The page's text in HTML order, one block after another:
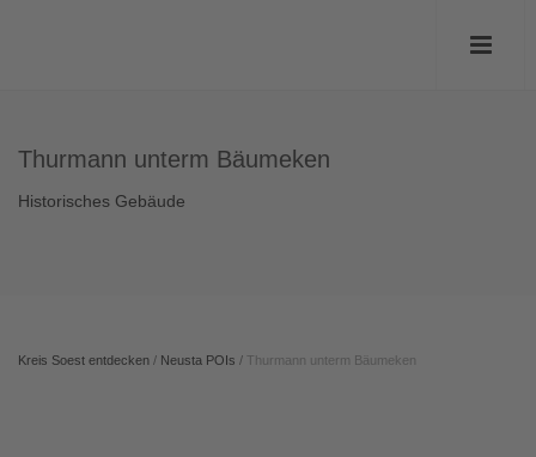
Thurmann unterm Bäumeken
Historisches Gebäude
Kreis Soest entdecken / Neusta POIs / Thurmann unterm Bäumeken